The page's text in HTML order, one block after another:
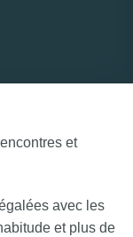
et
avec les
et plus de